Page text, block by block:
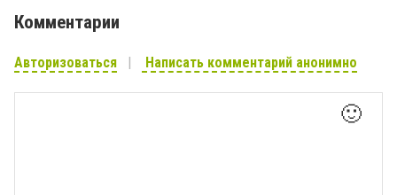
Комментарии
Авторизоваться Написать комментарий анонимно
🙂